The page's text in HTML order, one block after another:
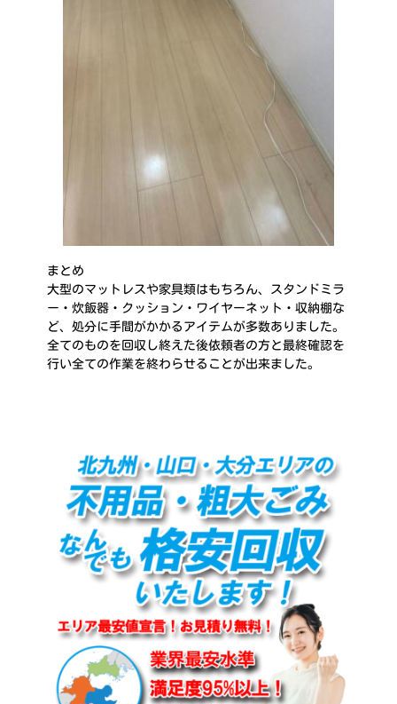
まとめ
大型のマットレスや家具類はもちろん、スタンドミラ
ー・炊飯器・クッション・ワイヤーネット・収納棚な
ど、処分に手間がかかるアイテムが多数ありました。
全てのものを回収し終えた後依頼者の方と最終確認を
行い全ての作業を終わらせることが出来ました。